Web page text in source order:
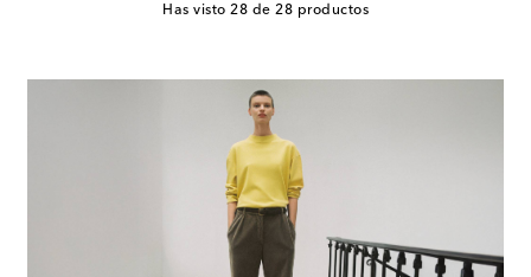
Has visto 28 de 28 productos